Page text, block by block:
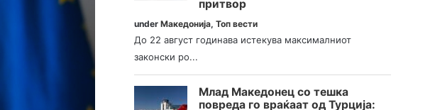
притвор
underМакедонија,Топ вести
До 22 август годинава истекува максималниот
законски ро...
Млад Македонец со тешка
повреда го враќаат од Турција: